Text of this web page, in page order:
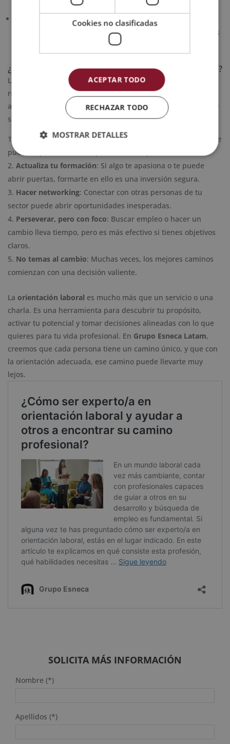
búsqueda laboral.
: Dominar herramientas tecnológicas, desde
la búsqueda de empleo online hasta el trabajo en entornos
¿Qué suelen aconsejar los y las orientadoras laborales?
Los y las profesionales de laorientación laboral
recetas mágicas, pero sí comparten estrategias útiles que
ayudan a construir un camino laboral más sólido. Algunos de
sus consejos más comunes son:
Conoce tu valor: Identificar tus habilidades, logros y lo que
puedes aportar a una empresa es clave para destacarte.
Actualiza tu formación: Si algo te apasiona o te puede
abrir puertas, formarte en ello es una inversión segura.
Hacer networking: Conectar con otras personas de tu
sector puede abrir oportunidades inesperadas.
Perseverar, pero con foco: Buscar empleo o hacer un
cambio lleva tiempo, pero es más efectivo si tienes objetivos
claros.
No temas al cambio: Muchas veces, los mejores caminos
comienzan con una decisión valiente.
La orientación laboral es mucho más que un servicio o una
charla. Es una herramienta para descubrir tu propósito,
activar tu potencial y tomar decisiones alineadas con lo que
quieres para tu vida profesional. En Grupo Esneca Latam,
creemos que cada persona tiene un camino único, y que con
la orientación adecuada, ese camino puede llevarte muy
lejos.
SOLICITA MÁS INFORMACIÓN
Nombre (*)
Apellidos (*)
Cookies no clasificadas
ACEPTAR TODO
RECHAZAR TODO
MOSTRAR DETALLES